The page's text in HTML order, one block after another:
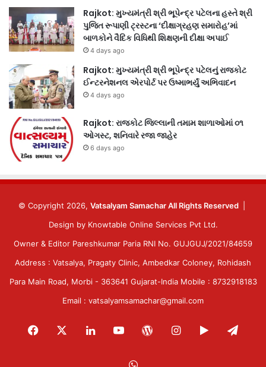
Rajkot: મુખ્યમંત્રી શ્રી ભૂપેન્દ્ર પટેલના હસ્તે શ્રી
પુજિત રૂપાણી ટ્રસ્ટના ‘દીક્ષાગ્રહણ સમારોહ’માં
બાળકોને વૈદિક વિધિથી શિક્ષણની દીક્ષા અપાઈ
4 days ago
Rajkot: મુખ્યમંત્રી શ્રી ભૂપેન્દ્ર પટેલનું રાજકોટ
ઈન્ટરનેશનલ એરપોર્ટ પર ઉષ્માભર્યું અભિવાદન
4 days ago
Rajkot: રાજકોટ જિલ્લાની તમામ શાળાઓમાં ૦૧
ઓગસ્ટ, શનિવારે રજા જાહેર
6 days ago
© Copyright 2026, Vatsalyam Samachar All Rights Reserved
Design by Knowtable Online Services Pvt Ltd.
Owner & Editor Pareshkumar Paria RNI No. GUJGUJ/2021/84659
Address : Vatsalya, Pragaty Clinic, Ambedkar Coloney, Rohidash
Para Main Road, Morbi - 363641 Gujarat-India Mobile : 8732918183
Email : vatsalyamsamachar@gmail.com
Facebook LinkedInYouTubeWordPressInstagram
Google
WhatsApp